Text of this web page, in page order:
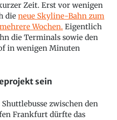
Zeit. Erst vor wenigen
die neue Skyline-Bahn zum
Wochen. Eigentlich
die Terminals sowie den
in wenigen Minuten
sein
zwischen den
Frankfurt dürfte das